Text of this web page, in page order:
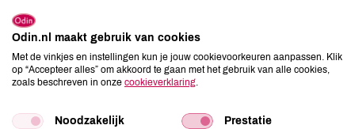
Allergenen
Aardnoten
niet aanwezig
Ei
niet aanwezig
Lactose
niet aanwezig
Odin.nl maakt gebruik van cookies
Met de vinkjes en instellingen kun je jouw cookievoorkeuren aanpassen. Klik
op “Accepteer alles” om akkoord te gaan met het gebruik van alle cookies,
zoals beschreven in onze cookieverklaring
Noodzakelijk Prestatie